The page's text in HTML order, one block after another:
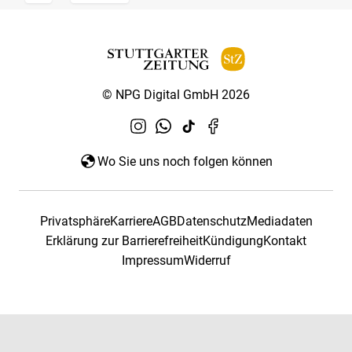
© NPG Digital GmbH 2026
Wo Sie uns noch folgen können
PrivatsphäreKarriereAGBDatenschutzMediadaten
Erklärung zur BarrierefreiheitKündigungKontakt
ImpressumWiderruf